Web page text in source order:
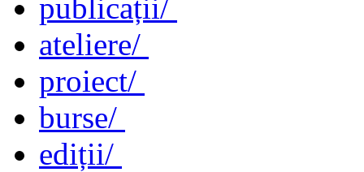
publicații/
ateliere/
proiect/
burse/
ediții/